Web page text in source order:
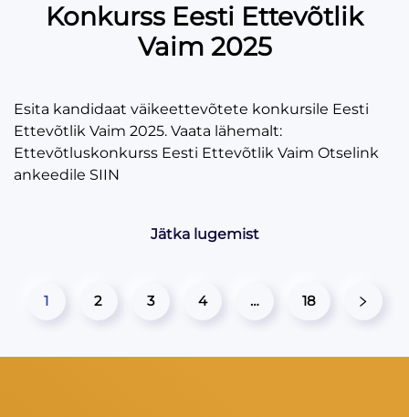
Konkurss Eesti Ettevõtlik
Vaim 2025
Esita kandidaat väikeettevõtete konkursile Eesti
Ettevõtlik Vaim 2025. Vaata lähemalt:
Ettevõtluskonkurss Eesti Ettevõtlik Vaim Otselink
ankeedile SIIN
Jätka lugemist
1 2 3 4 … 18